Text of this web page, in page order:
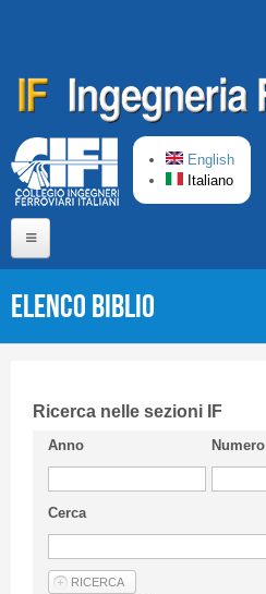
English
Italiano
CIFI in breve
Linee Guida
Privacy Policy
Articoli
Elenco Biblio
Ricerca nelle sezioni IF
Anno Numero
Cerca